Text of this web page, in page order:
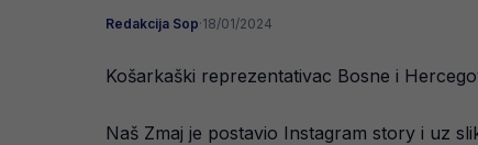
Redakcija Sop·18/01/2024
Košarkaški reprezentativac Bosne i
Naš Zmaj je postavio Instagram story i uz